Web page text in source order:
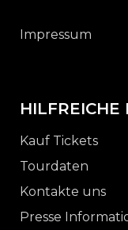
Impressum
HILFREICHE
Kauf Tickets
Tourdaten
Kontakte uns
Presse